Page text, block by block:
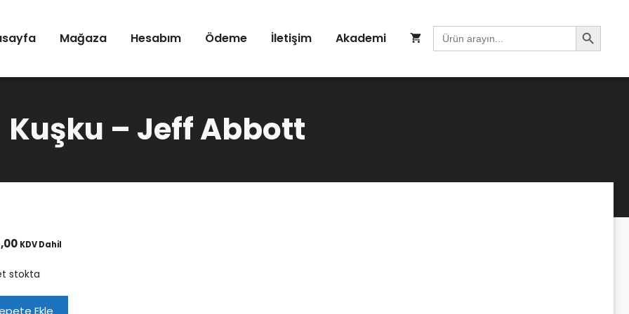
Mağaza Hesabım Ödeme İletişim Akademi Search
for:
Search Button
Kuşku – Jeff Abbott
KDV Dahil
stokta
Ekle